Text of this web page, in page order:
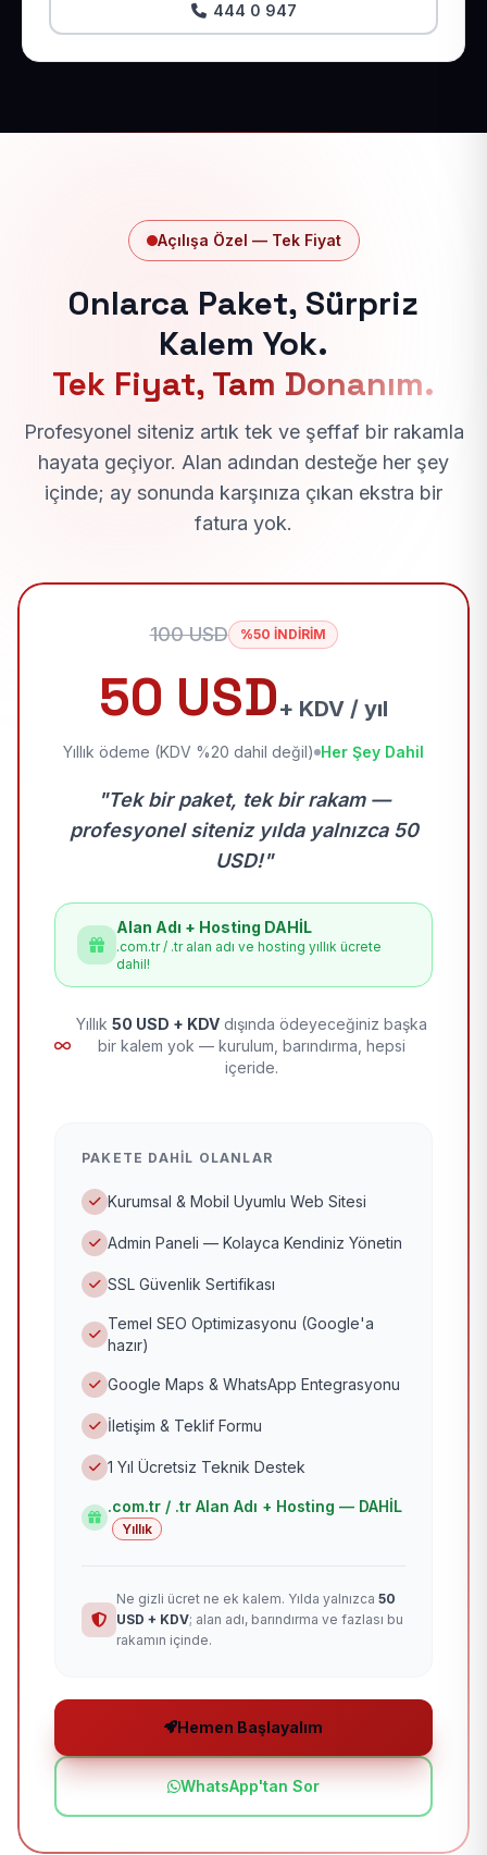
444 0 947
Açılışa Özel — Tek Fiyat
Onlarca Paket, Sürpriz
Kalem Yok.
Tek Fiyat, Tam Donanım.
Profesyonel siteniz artık tek ve şeffaf bir rakamla
hayata geçiyor. Alan adından desteğe her şey
içinde; ay sonunda karşınıza çıkan ekstra bir
fatura yok.
100 USD %50 İNDİRİM
50 USD+ KDV / yıl
Yıllık ödeme (KDV %20 dahil değil) Her Şey Dahil
"Tek bir paket, tek bir rakam —
profesyonel siteniz yılda yalnızca 50
USD!"
Alan Adı + Hosting DAHİL
.com.tr / .tr alan adı ve hosting yıllık ücrete
dahil!
Yıllık 50 USD + KDV dışında ödeyeceğiniz başka
bir kalem yok — kurulum, barındırma, hepsi
içeride.
PAKETE DAHIL OLANLAR
Kurumsal & Mobil Uyumlu Web Sitesi
Admin Paneli — Kolayca Kendiniz Yönetin
SSL Güvenlik Sertifikası
Temel SEO Optimizasyonu (Google'a
hazır)
Google Maps & WhatsApp Entegrasyonu
İletişim & Teklif Formu
1 Yıl Ücretsiz Teknik Destek
.com.tr / .tr Alan Adı + Hosting — DAHİL
Yıllık
Ne gizli ücret ne ek kalem. Yılda yalnızca 50
USD + KDV; alan adı, barındırma ve fazlası bu
rakamın içinde.
Hemen Başlayalım
WhatsApp'tan Sor